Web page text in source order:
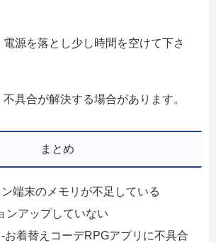
源を落とし少し時間を空けて下さ
具合が解決する場合があります。
まとめ
端末のメモリが不足している
ンアップしていない
お着替えコーデRPGアプリに不具合